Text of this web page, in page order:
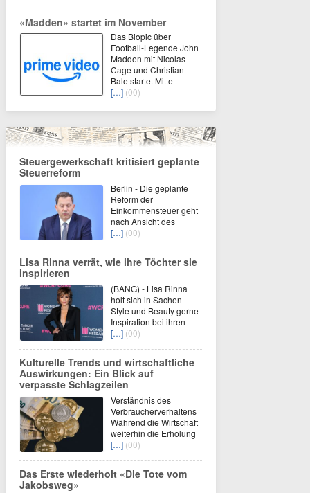
«Madden» startet im November
Das Biopic über
Football-Legende John
Madden mit Nicolas
Cage und Christian
Bale startet Mitte
[…] (00)
Steuergewerkschaft kritisiert geplante
Steuerreform
Berlin - Die geplante
Reform der
Einkommensteuer geht
nach Ansicht des
[…] (00)
Lisa Rinna verrät, wie ihre Töchter sie
inspirieren
(BANG) - Lisa Rinna
holt sich in Sachen
Style und Beauty gerne
Inspiration bei ihren
[…] (00)
Kulturelle Trends und wirtschaftliche
Auswirkungen: Ein Blick auf
verpasste Schlagzeilen
Verständnis des
Verbraucherverhaltens
Während die Wirtschaft
weiterhin die Erholung
[…] (00)
Das Erste wiederholt «Die Tote vom
Jakobsweg»